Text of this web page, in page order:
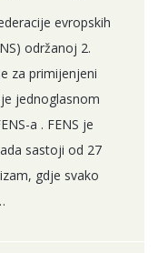
evropskih
održanoj 2.
za primijenjeni
jednoglasnom
a . FENS je
sastoji od 27
gdje svako